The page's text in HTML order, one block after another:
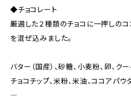
◆チョコレート
厳選した２種類のチョコに一押しの
を混ぜ込みました。
バター（国産）、砂糖、小麦粉、卵、ク
チョコチップ、米粉、米油、ココアパウ
―